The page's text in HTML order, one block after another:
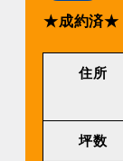
★成約済★
住所
坪数